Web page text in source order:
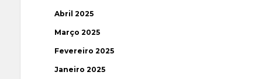
Abril 2025
Março 2025
Fevereiro 2025
Janeiro 2025